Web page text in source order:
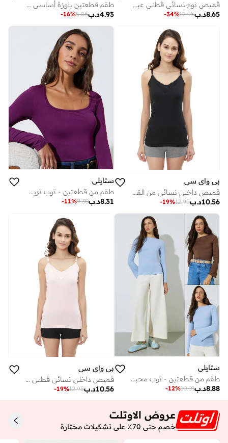
قميص نوم نسائي قطني عبوة من - أسود
د.ب8.65
12.95
-34%
طقم قطعتين بلوزة أساسي منسوج بأكمام قصيرة
د.ب4.93
5.86
-16%
بي واي سي
قميص داخلي نسائي من القطن بحزام قابل للتعديل (عبوة من 3 قطع) - أسود
د.ب10.56
12.95
-19%
ستايلي
طقم من قطعتين - توب تريك بياقة مربعة وأكمام طويلة
د.ب8.31
9.30
-11%
ستايلي
طقم من قطعتين - توب محبوك بأكمام جرس
د.ب8.88
10.01
-12%
بي واي سي
قميص داخلي نسائي قطني بحزام قابل للتعديل (عبوة من 3 قطع) - وردي
د.ب10.56
12.95
-19%
عروض الاوتلت
خصم حتى 70٪ على تشكيلات مختارة